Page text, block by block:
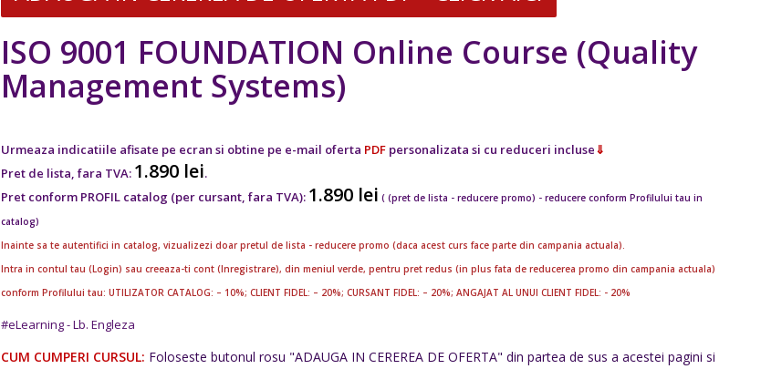
ISO 9001 FOUNDATION Online Course (Quality
Management Systems)
Urmeaza indicatiile afisate pe ecran si obtine pe e-mail oferta PDFpersonalizata si cu reduceri incluse⇓
Pret de lista, fara TVA: 1.890 lei.
Pret conform PROFIL catalog (per cursant, fara TVA): 1.890 lei ( (pret de lista - reducere promo) - reducere conform Profilului tau in
catalog)
Inainte sa te autentifici in catalog, vizualizezi doar pretul de lista - reducere promo (daca acest curs face parte din campania actuala).
Intra in contul tau (Login) sau creeaza-ti cont (Inregistrare), din meniul verde, pentru pret redus (in plus fata de reducerea promo din campania actuala)
conform Profilului tau: UTILIZATOR CATALOG: – 10%; CLIENT FIDEL: – 20%; CURSANT FIDEL: – 20%; ANGAJAT AL UNUI CLIENT FIDEL: - 20%
#eLearning - Lb. Engleza
CUM CUMPERI CURSUL: Foloseste butonul rosu "ADAUGA IN CEREREA DE OFERTA" din partea de sus a acestei pagini si